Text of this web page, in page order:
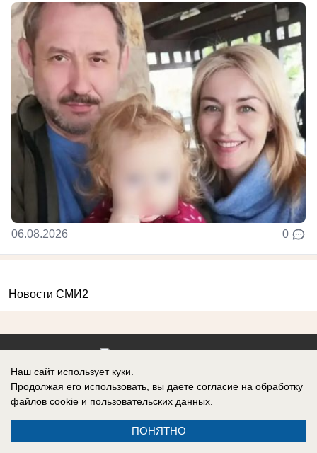
06.08.2026 0
Новости СМИ2
Контакты
Наш сайт использует куки.
Продолжая его использовать, вы даете согласие на обработку
файлов cookie и пользовательских данных.
ПОНЯТНО